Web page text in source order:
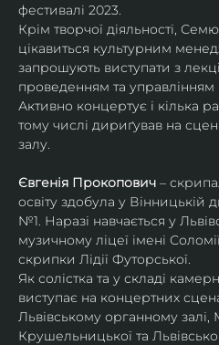
фестивалі 2023.
Крім творчої діяльності,
цікавиться культурним
запрошують виступати з
проведенням та управлінням
Активно концертує і кілька
тому числі дириґував на
залу.
Євгенія Прокопович –
освіту здобула у Вінницькій
№1. Наразі навчається у
музичному ліцеї імені
скрипки Лідії Футорської.
Як солістка та у складі
виступає на концертних
Львівському органному залі,
Крушельницької та